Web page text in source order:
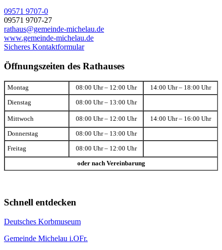
09571 9707-0
09571 9707-27
rathaus@gemeinde-michelau.de
www.gemeinde-michelau.de
Sicheres Kontaktformular
Öffnungszeiten des Rathauses
Montag 08:00 Uhr – 12:00 Uhr 14:00 Uhr – 18:00 Uhr
Dienstag 08:00 Uhr – 13:00 Uhr
Mittwoch 08:00 Uhr – 12:00 Uhr 14:00 Uhr – 16:00 Uhr
Donnerstag 08:00 Uhr – 13:00 Uhr
Freitag 08:00 Uhr – 12:00 Uhr
oder nach Vereinbarung
Schnell entdecken
Deutsches Korbmuseum
Gemeinde Michelau i.OFr.